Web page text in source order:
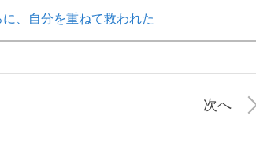
、自分を重ねて救われた
次へ